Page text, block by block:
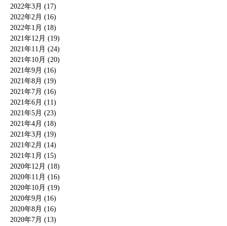
2022年3月 (17)
2022年2月 (16)
2022年1月 (18)
2021年12月 (19)
2021年11月 (24)
2021年10月 (20)
2021年9月 (16)
2021年8月 (19)
2021年7月 (16)
2021年6月 (11)
2021年5月 (23)
2021年4月 (18)
2021年3月 (19)
2021年2月 (14)
2021年1月 (15)
2020年12月 (18)
2020年11月 (16)
2020年10月 (19)
2020年9月 (16)
2020年8月 (16)
2020年7月 (13)